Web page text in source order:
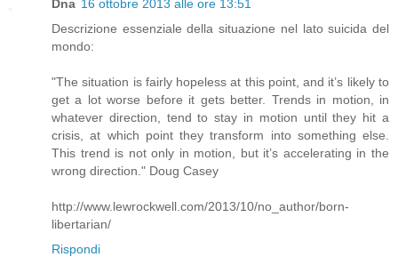
Dna 16 ottobre 2013 alle ore 13:51
Descrizione essenziale della situazione nel lato suicida del
mondo:
"The situation is fairly hopeless at this point, and it’s likely to
get a lot worse before it gets better. Trends in motion, in
whatever direction, tend to stay in motion until they hit a
crisis, at which point they transform into something else.
This trend is not only in motion, but it’s accelerating in the
wrong direction." Doug Casey
http://www.lewrockwell.com/2013/10/no_author/born-
libertarian/
Rispondi